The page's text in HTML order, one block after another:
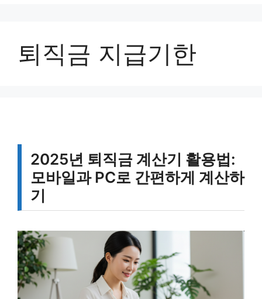
퇴직금 지급기한
2025년 퇴직금 계산기 활용법:
모바일과 PC로 간편하게 계산하
기